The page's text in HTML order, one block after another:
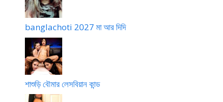
banglachoti 2027 মা আর দিদি
শাশুড়ি বৌমার লেসবিয়ান কান্ড